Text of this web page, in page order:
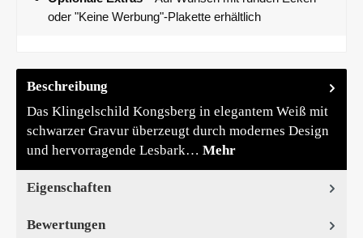
oder "Keine Werbung"-Plakette erhältlich
Beschreibung
Das Klingelschild Kongsberg in elegantem Weiß mit
schwarzer Gravur überzeugt durch modernes Design
und hervorragende Lesbark… Mehr
Eigenschaften
Bewertungen